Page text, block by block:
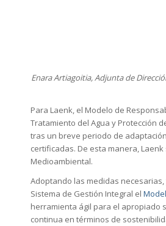
Enara Artiagoitia, Adjunta de
Para Laenk, el Modelo de
Tratamiento del Agua y Protección
tras un breve periodo de
certificadas. De esta manera,
Medioambiental.
Adoptando las medidas
Sistema de Gestión Integral el
herramienta ágil para el apropiado
continua en términos de